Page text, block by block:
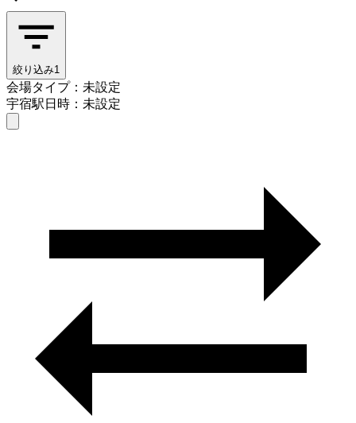
絞り込み1
会場タイプ：未設定
宇宿駅日時：未設定